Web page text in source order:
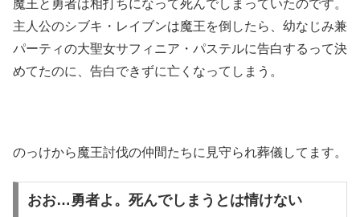
魔王と勇者は相打ちになって死んでしまっていたのです。
主人公のシブキ・レイブンは魔王を倒したら、幼なじみ兼
パーティの大聖女サフィニア・パステルに告白するって決
めてたのに、告白できずに亡くなってしまう。
のっけから魔王討伐の仲間たちに見守られ葬儀してます。
おお…勇者よ。死んでしまうとは情けない